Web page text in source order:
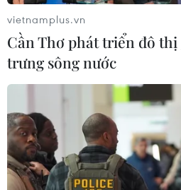
vietnamplus.vn
Cần Thơ phát triển đô thị
trưng sông nước